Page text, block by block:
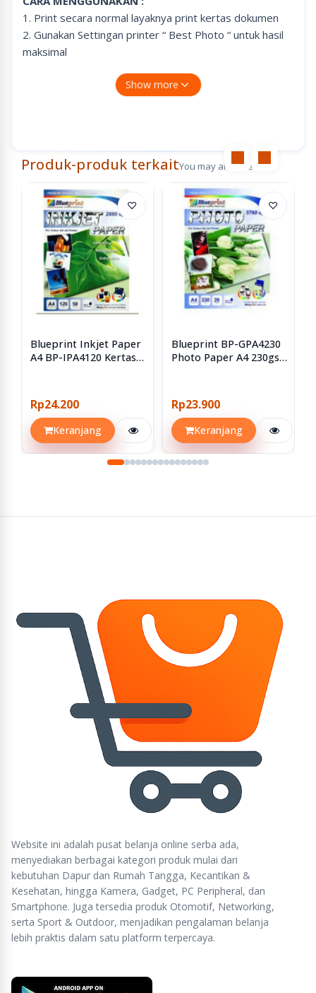
1. Print secara normal layaknya print kertas dokumen
2. Gunakan Settingan printer “ Best Photo “ untuk hasil
maksimal
4. Rekomendasi printer :Show more
Produk-produk terkaitYou may also like
♡
Blueprint Inkjet Paper
A4 BP-IPA4120 Kertas
Rp24.200
Keranjang
♡
Blueprint BP-GPA4230
Photo Paper A4 230gsm
Rp23.900
Keranjang
Website ini adalah pusat belanja online serba ada,
menyediakan berbagai kategori produk mulai dari
kebutuhan Dapur dan Rumah Tangga, Kecantikan &
Kesehatan, hingga Kamera, Gadget, PC Peripheral, dan
Smartphone. Juga tersedia produk Otomotif, Networking,
serta Sport & Outdoor, menjadikan pengalaman belanja
lebih praktis dalam satu platform terpercaya.